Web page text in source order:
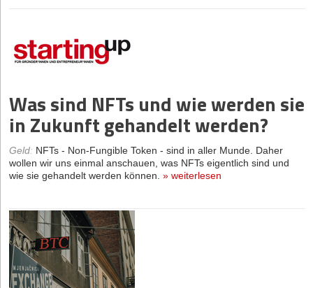
Was sind NFTs und wie werden sie
in Zukunft gehandelt werden?
Geld: NFTs - Non-Fungible Token - sind in aller Munde. Daher
wollen wir uns einmal anschauen, was NFTs eigentlich sind und
wie sie gehandelt werden können. » weiterlesen